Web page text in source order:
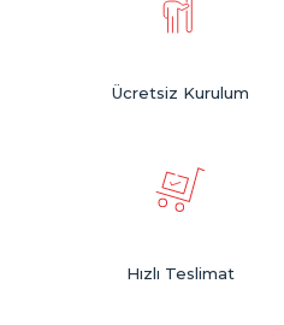
Ücretsiz Kurulum
Hızlı Teslimat